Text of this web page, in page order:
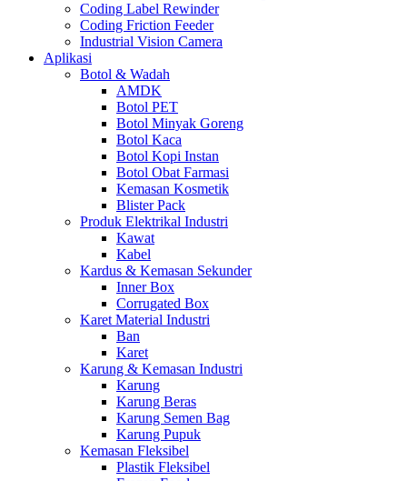
Coding Label Rewinder
Coding Friction Feeder
Industrial Vision Camera
Aplikasi
Botol & Wadah
AMDK
Botol PET
Botol Minyak Goreng
Botol Kaca
Botol Kopi Instan
Botol Obat Farmasi
Kemasan Kosmetik
Blister Pack
Produk Elektrikal Industri
Kawat
Kabel
Kardus & Kemasan Sekunder
Inner Box
Corrugated Box
Karet Material Industri
Ban
Karet
Karung & Kemasan Industri
Karung
Karung Beras
Karung Semen Bag
Karung Pupuk
Kemasan Fleksibel
Plastik Fleksibel